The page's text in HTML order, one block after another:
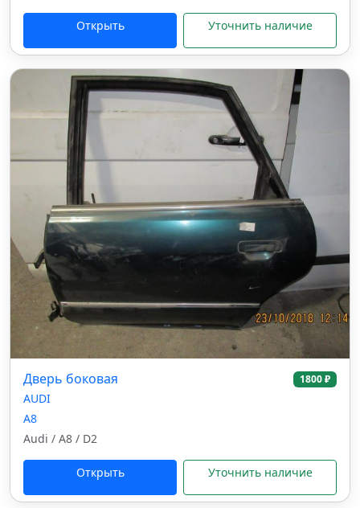
Открыть Уточнить наличие
Дверь боковая 1800 ₽
AUDI
A8
Audi / A8 / D2
Открыть Уточнить наличие